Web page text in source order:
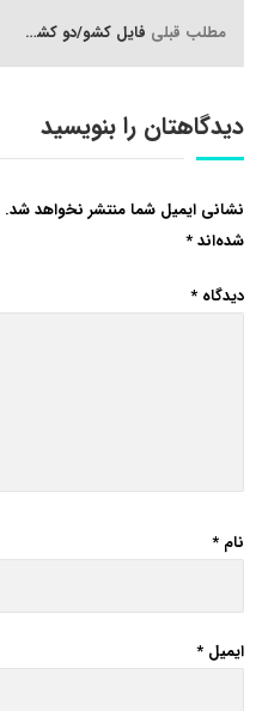
مطلب قبلی فایل کشو/دو کشوی /فایل دوکشوی فلزی/قیمت کمد دو کشو
دیدگاهتان را بنویسید
نشانی ایمیل شما منتشر نخواهد شد.
شده‌اند*
دیدگاه *
نام *
ایمیل *